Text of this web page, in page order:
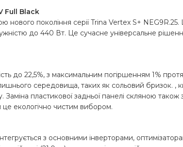
Full Black
покоління серії Trina Vertex S+
до 440 Вт. Це сучасне універсальне
до 22,5%, з максимальним погіршенням 1%
середовища, таких як сольовий бризок. ,
пластикової задньої панелі скляною
це екологічно чистим вибором.
з основними інверторами,